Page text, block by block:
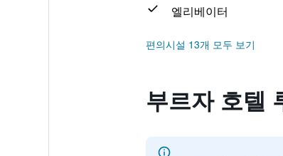
엘리베이터
편의시설 13개 모두 보기
부르자 호텔